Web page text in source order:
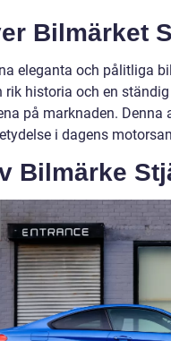
Bilmärket
eleganta och pålitliga
historia och en
på marknaden.
i dagens
Bilmärke